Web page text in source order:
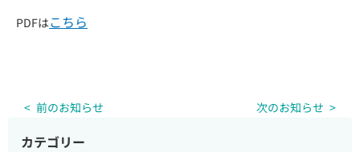
PDFはこちら
前のお知らせ 次のお知らせ
カテゴリー